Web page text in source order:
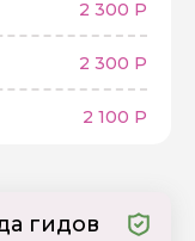
2 300 Р
2 300 Р
2 100 Р
гидов